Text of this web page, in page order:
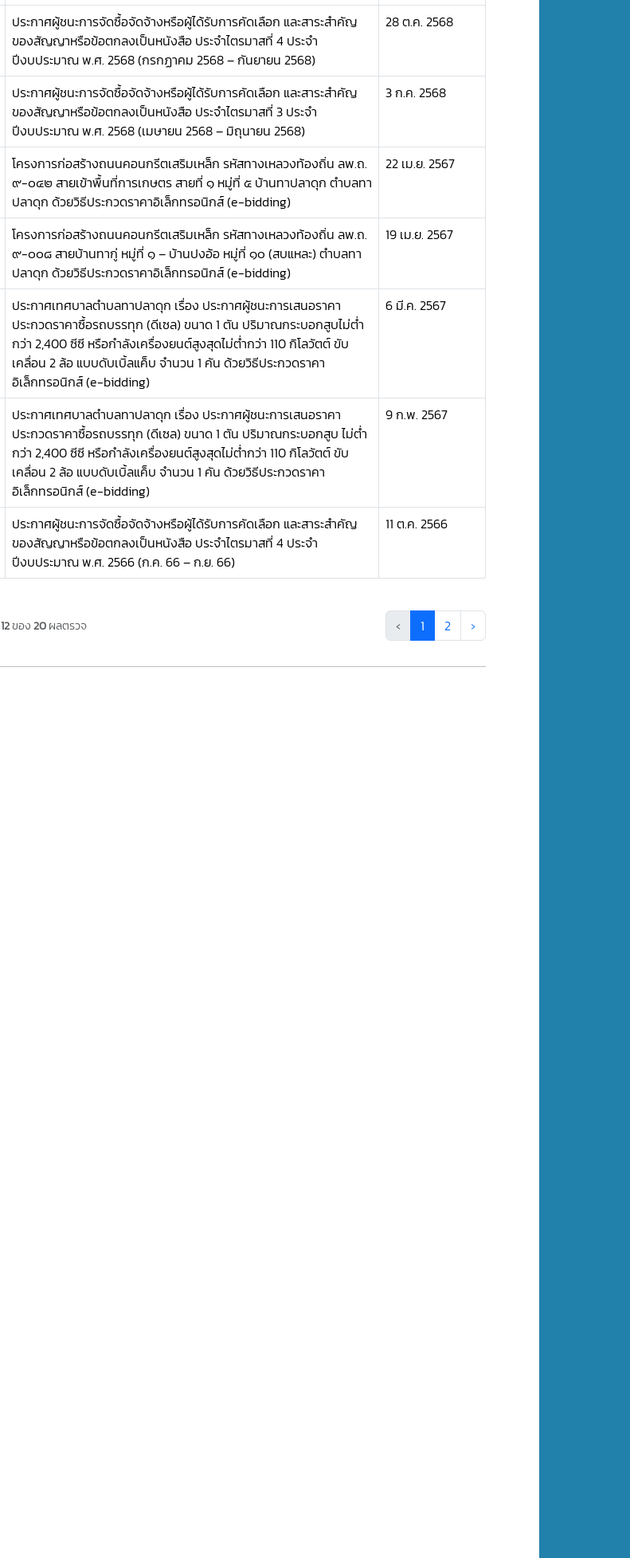
ประกาศผู้ชนะการจัดซื้อจัดจ้างหรือผู้ได้รับการคัดเลือก และสาระสำคัญ
ของสัญญาหรือข้อตกลงเป็นหนังสือ ประจำไตรมาสที่ 4 ประจำ
ปีงบประมาณ พ.ศ. 2568 (กรกฏาคม 2568 – กันยายน 2568)
28 ต.ค. 2568
ประกาศผู้ชนะการจัดซื้อจัดจ้างหรือผู้ได้รับการคัดเลือก และสาระสำคัญ
ของสัญญาหรือข้อตกลงเป็นหนังสือ ประจำไตรมาสที่ 3 ประจำ
ปีงบประมาณ พ.ศ. 2568 (เมษายน 2568 – มิถุนายน 2568)
3 ก.ค. 2568
โครงการก่อสร้างถนนคอนกรีตเสริมเหล็ก รหัสทางเหลวงท้องถิ่น ลพ.ถ.
๙-๐๔๒ สายเข้าพื้นที่การเกษตร สายที่ ๑ หมู่ที่ ๕ บ้านทาปลาดุก ตำบลทา
ปลาดุก ด้วยวิธีประกวดราคาอิเล็กทรอนิกส์ (e-bidding)
22 เม.ย. 2567
โครงการก่อสร้างถนนคอนกรีตเสริมเหล็ก รหัสทางเหลวงท้องถิ่น ลพ.ถ.
๙-๐๐๘ สายบ้านทากู่ หมู่ที่ ๑ – บ้านปงอ้อ หมู่ที่ ๑๐ (สบแหละ) ตำบลทา
ปลาดุก ด้วยวิธีประกวดราคาอิเล็กทรอนิกส์ (e-bidding)
19 เม.ย. 2567
ประกาศเทศบาลตำบลทาปลาดุก เรื่อง ประกาศผู้ชนะการเสนอราคา
ประกวดราคาซื้อรถบรรทุก (ดีเซล) ขนาด 1 ตัน ปริมาณกระบอกสูบไม่ต่ำ
กว่า 2,400 ซีซี หรือกำลังเครื่องยนต์สูงสุดไม่ต่ำกว่า 110 กิโลวัตต์ ขับ
เคลื่อน 2 ล้อ แบบดับเบิ้ลแค็บ จำนวน 1 คัน ด้วยวิธีประกวดราคา
อิเล็กทรอนิกส์ (e-bidding)
6 มี.ค. 2567
ประกาศเทศบาลตำบลทาปลาดุก เรื่อง ประกาศผู้ชนะการเสนอราคา
ประกวดราคาซื้อรถบรรทุก (ดีเซล) ขนาด 1 ตัน ปริมาณกระบอกสูบ ไม่ต่ำ
กว่า 2,400 ซีซี หรือกำลังเครื่องยนต์สูงสุดไม่ต่ำกว่า 110 กิโลวัตต์ ขับ
เคลื่อน 2 ล้อ แบบดับเบิ้ลแค็บ จำนวน 1 คัน ด้วยวิธีประกวดราคา
อิเล็กทรอนิกส์ (e-bidding)
9 ก.พ. 2567
ประกาศผู้ชนะการจัดซื้อจัดจ้างหรือผู้ได้รับการคัดเลือก และสาระสำคัญ
ของสัญญาหรือข้อตกลงเป็นหนังสือ ประจำไตรมาสที่ 4 ประจำ
ปีงบประมาณ พ.ศ. 2566 (ก.ค. 66 – ก.ย. 66)
11 ต.ค. 2566
12ของ20ผลตรวจ ‹ 1 2 ›